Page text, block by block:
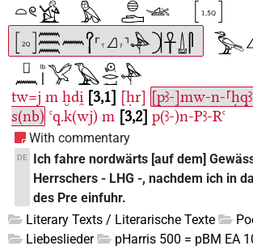
tw=j m ḫdi̯ 3,1 [ḥr] [pꜣ-]mw-n-
s(nb) ꜥq.k(wj) m 3,2 p(ꜣ-)n-Pꜣ-Rꜥ
With commentary
DE
Ich fahre nordwärts [auf dem]
Herrschers - LHG -, nachdem ich in
des Pre einfuhr.
Literary Texts / Literarische Texte
Liebeslieder
pHarris 500 = pBM EA